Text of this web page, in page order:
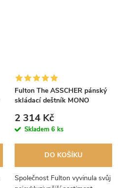
Fulton The ASSCHER pánský
skládací deštník MONO
2 314 Kč
Skladem 6 ks
DO KOŠÍKU
Společnost Fulton vyvinula svůj